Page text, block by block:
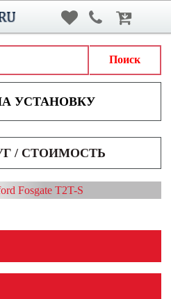
Поиск
/ СТОИМОСТЬ
ОБОРУДОВАНИЕ
Fosgate T2T-S